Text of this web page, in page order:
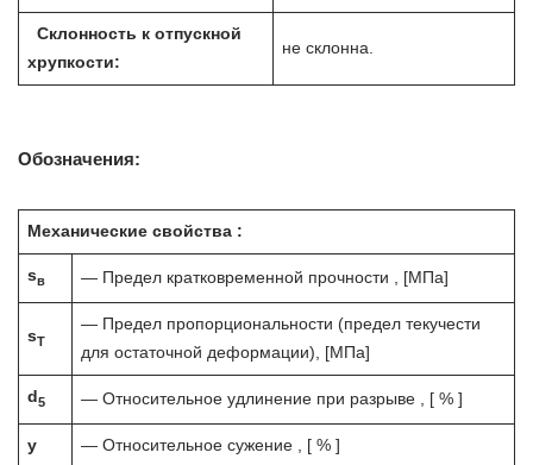
Склонность к отпускной
хрупкости:
не склонна.
Обозначения:
Механические свойства :
sв — Предел кратковременной прочности , [МПа]
sT
— Предел пропорциональности (предел текучести
для остаточной деформации), [МПа]
d 5 — Относительное удлинение при разрыве , [ % ]
y — Относительное сужение , [ % ]